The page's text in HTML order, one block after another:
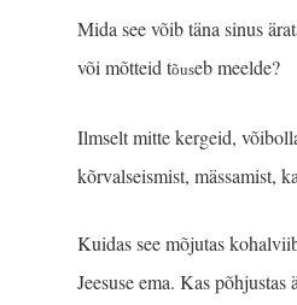
Mida see võib täna sinus
või mõtteid tõuseb meelde?
Ilmselt mitte kergeid,
kõrvalseismist, mässamist,
Kuidas see mõjutas
Jeesuse ema. Kas